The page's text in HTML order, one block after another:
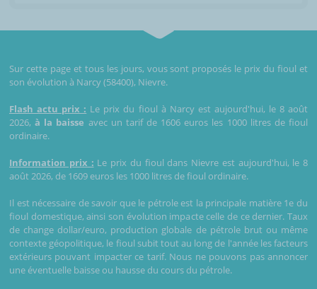
Sur cette page et tous les jours, vous sont proposés le prix du fioul et
son évolution à Narcy (58400), Nievre.
Flash actu prix : Le prix du fioul à Narcy est aujourd'hui, le 8 août
2026,à la baisse avec un tarif de 1606 euros les 1000 litres de fioul
ordinaire.
Information prix : Le prix du fioul dans Nievre est aujourd'hui, le 8
août 2026, de 1609 euros les 1000 litres de fioul ordinaire.
Il est nécessaire de savoir que le pétrole est la principale matière 1e du
fioul domestique, ainsi son évolution impacte celle de ce dernier. Taux
de change dollar/euro, production globale de pétrole brut ou même
contexte géopolitique, le fioul subit tout au long de l'année les facteurs
extérieurs pouvant impacter ce tarif. Nous ne pouvons pas annoncer
une éventuelle baisse ou hausse du cours du pétrole.